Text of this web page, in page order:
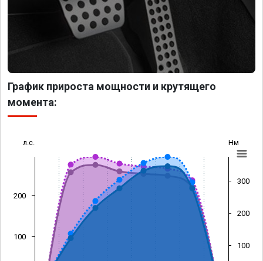
График прироста мощности и крутящего
момента:
л.с. Нм
100
200
100
200
300